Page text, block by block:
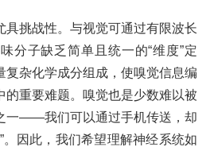
具挑战性。与视觉可通过有限波长
分子缺乏简单且统一的“维度”定
复杂化学成分组成，使嗅觉信息编
的重要难题。嗅觉也是少数难以被
一——我们可以通过手机传送，却
。因此，我们希望理解神经系统如